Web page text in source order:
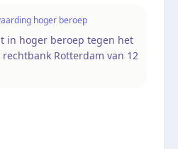
hoger beroep
in hoger beroep tegen het
Rotterdam van 12